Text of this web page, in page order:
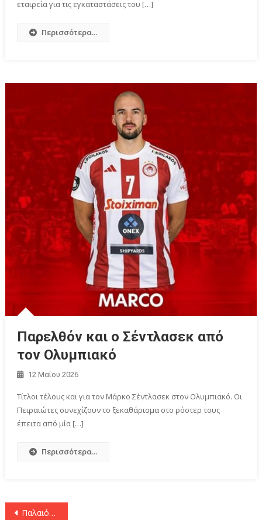
εταιρεία για τις εγκαταστάσεις του […]
Περισσότερα...
Παρελθόν και ο Σέντλασεκ από
τον Ολυμπιακό
12 Μαΐου 2026
Τίτλοι τέλους και για τον Μάρκο Σέντλασεκ στον Ολυμπιακό. Οι
Πειραιώτες συνεχίζουν το ξεκαθάρισμα στο ρόστερ τους
έπειτα από μία […]
Περισσότερα...
Πλοήγηση
Παλαιότερα άρθρα